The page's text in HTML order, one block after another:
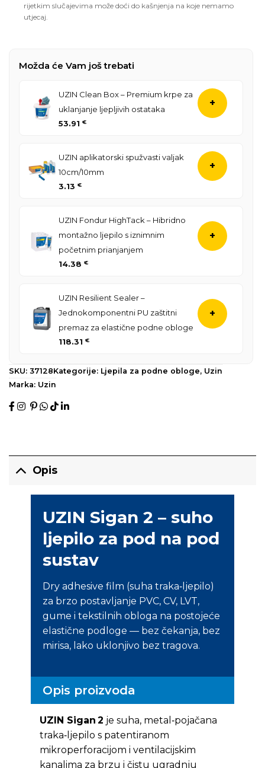
rijetkim slučajevima može doći do kašnjenja na koje nemamo
utjecaj.
Možda će Vam još trebati
UZIN Clean Box – Premium krpe za
uklanjanje ljepljivih ostataka
53.91 €
+
UZIN aplikatorski spužvasti valjak
10cm/10mm
3.13 €
+
UZIN Fondur HighTack – Hibridno
montažno ljepilo s iznimnim
početnim prianjanjem
14.38 €
+
UZIN Resilient Sealer –
Jednokomponentni PU zaštitni
premaz za elastične podne obloge
118.31 €
+
SKU: 37128Kategorije: Ljepila za podne obloge, Uzin
Marka: Uzin
Opis
UZIN Sigan 2 – suho
ljepilo za pod na pod
sustav
Dry adhesive film (suha traka‑ljepilo)
za brzo postavljanje PVC, CV, LVT,
gume i tekstilnih obloga na postojeće
elastične podloge — bez čekanja, bez
mirisa, lako uklonjivo bez tragova.
Opis proizvoda
UZIN Sigan 2 je suha, metal‑pojačana
traka‑ljepilo s patentiranom
mikroperforacijom i ventilacijskim
kanalima za brzu i čistu ugradnju